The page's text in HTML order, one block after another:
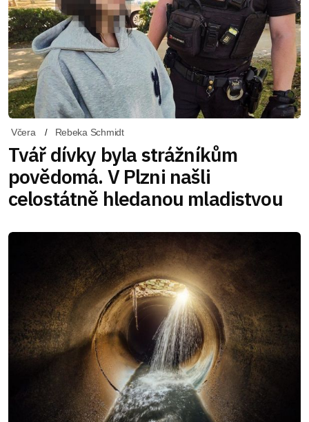
Včera Rebeka Schmidt
Tvář dívky byla strážníkům
povědomá. V Plzni našli
celostátně hledanou mladistvou